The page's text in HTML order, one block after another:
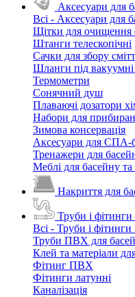
Аксесуари для
Всі - Аксесуари для
Щітки для очищення
Штанги телескопічні
Сачки для збору
Шланги під вакуумні
Термометри
Сонячний душ
Плаваючі дозатори
Набори для
Зимова консервація
Аксесуари для СПА-
Тренажери для
Меблі для басейну та
Накриття для
Труби і
Всі - Труби і
Труби ПВХ для
Клей та матеріали
Фітинг ПВХ
Фітинги латунні
Каналізація